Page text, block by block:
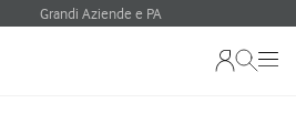
Grandi Aziende e PA